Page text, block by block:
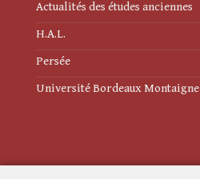
Actualités des études anciennes
H.A.L.
Persée
Université Bordeaux Montaigne